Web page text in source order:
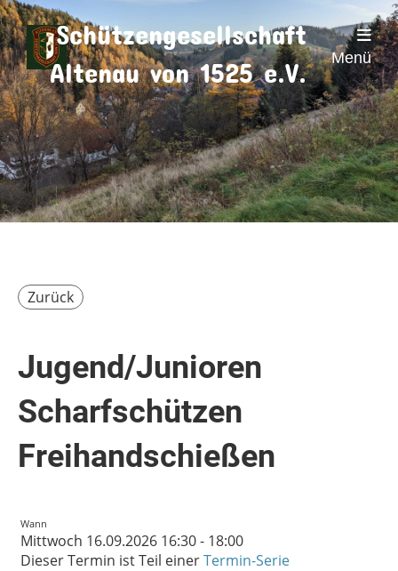
Schützengesellschaft
Altenau von 1525 e.V.
Menü
Zurück
Jugend/Junioren
Scharfschützen
Freihandschießen
Wann
Mittwoch 16.09.2026 16:30 - 18:00
Dieser Termin ist Teil einerTermin-Serie